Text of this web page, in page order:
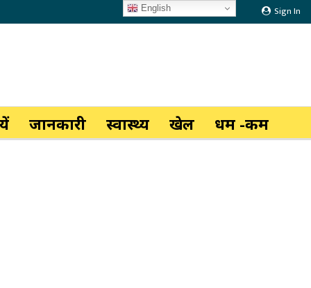
Sign In
जानकारी स्वास्थ्य खेल धर्म -कर्म
English